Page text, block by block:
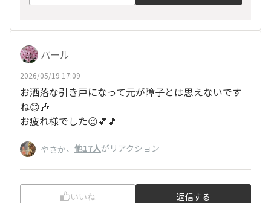
パール
2026/05/19 17:09
お洒落な引き戸になって元が障子とは思えないです
ね😊🎶
お疲れ様でした😉💕🎵
やさか、 他17人がリアクション
いいね 返信する